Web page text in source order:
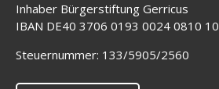
Inhaber Bürgerstiftung Gerricus
IBAN DE40 3706 0193 0024 0810 10
Steuernummer: 133/5905/2560